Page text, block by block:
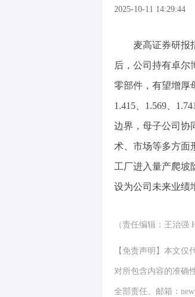
2025-10-11 14:29:44
麦高证券研报
后，公司持有卓尔
零部件，有望增厚
1.415、1.569、
边界，母子公司协
术、市场等多方面
工厂进入量产爬坡
设为公司未来业绩
（责任编辑：王治强
【免责声明】本文
对所包含内容的准确
全部责任。邮箱：